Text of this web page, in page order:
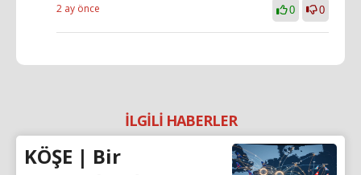
2 ay önce 0 0
İLGİLİ HABERLER
KÖŞE | Bir